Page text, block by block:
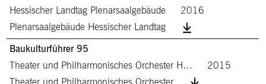
Hessischer Landtag Plenarsaalgebäude
2016
Plenarsaalgebäude Hessischer Landtag
Baukulturführer 95
Theater und Philharmonisches Orchester H…
2015
Theater und Philharmonisches Orchester